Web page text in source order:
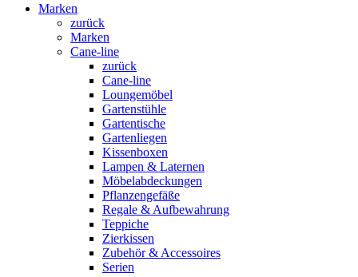
Marken
zurück
Marken
Cane-line
zurück
Cane-line
Loungemöbel
Gartenstühle
Gartentische
Gartenliegen
Kissenboxen
Lampen & Laternen
Möbelabdeckungen
Pflanzengefäße
Regale & Aufbewahrung
Teppiche
Zierkissen
Zubehör & Accessoires
Serien